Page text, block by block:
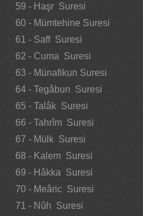
59 - Haşr Suresi
60 - Mümtehine Suresi
61 - Saff Suresi
62 - Cuma Suresi
63 - Münafikun Suresi
64 - Tegâbun Suresi
65 - Talâk Suresi
66 - Tahrîm Suresi
67 - Mülk Suresi
68 - Kalem Suresi
69 - Hâkka Suresi
70 - Meâric Suresi
71 - Nûh Suresi